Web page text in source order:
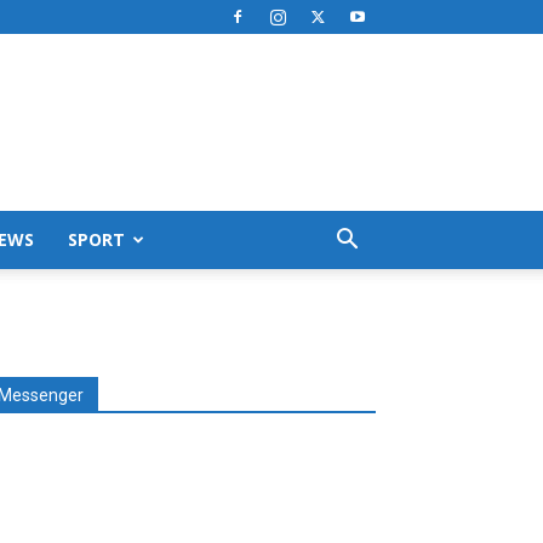
SPORT
Messenger